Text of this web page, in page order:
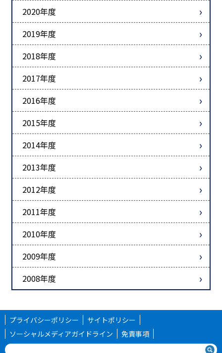
2020年度
2019年度
2018年度
2017年度
2016年度
2015年度
2014年度
2013年度
2012年度
2011年度
2010年度
2009年度
2008年度
プライバシーポリシー
サイトポリシー
ソーシャルメディアガイドライン
免責事項